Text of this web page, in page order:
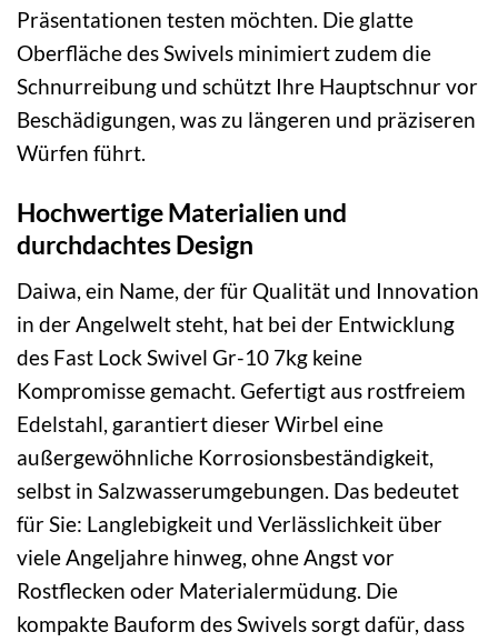
Präsentationen testen möchten. Die glatte
Oberfläche des Swivels minimiert zudem die
Schnurreibung und schützt Ihre Hauptschnur vor
Beschädigungen, was zu längeren und präziseren
Würfen führt.
Hochwertige Materialien und
durchdachtes Design
Daiwa, ein Name, der für Qualität und Innovation
in der Angelwelt steht, hat bei der Entwicklung
des Fast Lock Swivel Gr-10 7kg keine
Kompromisse gemacht. Gefertigt aus rostfreiem
Edelstahl, garantiert dieser Wirbel eine
außergewöhnliche Korrosionsbeständigkeit,
selbst in Salzwasserumgebungen. Das bedeutet
für Sie: Langlebigkeit und Verlässlichkeit über
viele Angeljahre hinweg, ohne Angst vor
Rostflecken oder Materialermüdung. Die
kompakte Bauform des Swivels sorgt dafür, dass